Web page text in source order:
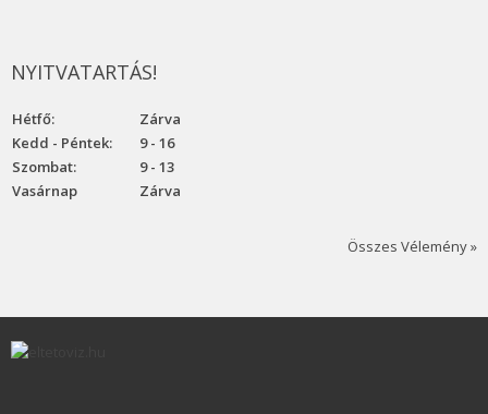
NYITVATARTÁS!
Hétfő:
Zárva
Kedd - Péntek:
9 - 16
Szombat:
9 - 13
Vasárnap
Zárva
Összes Vélemény »